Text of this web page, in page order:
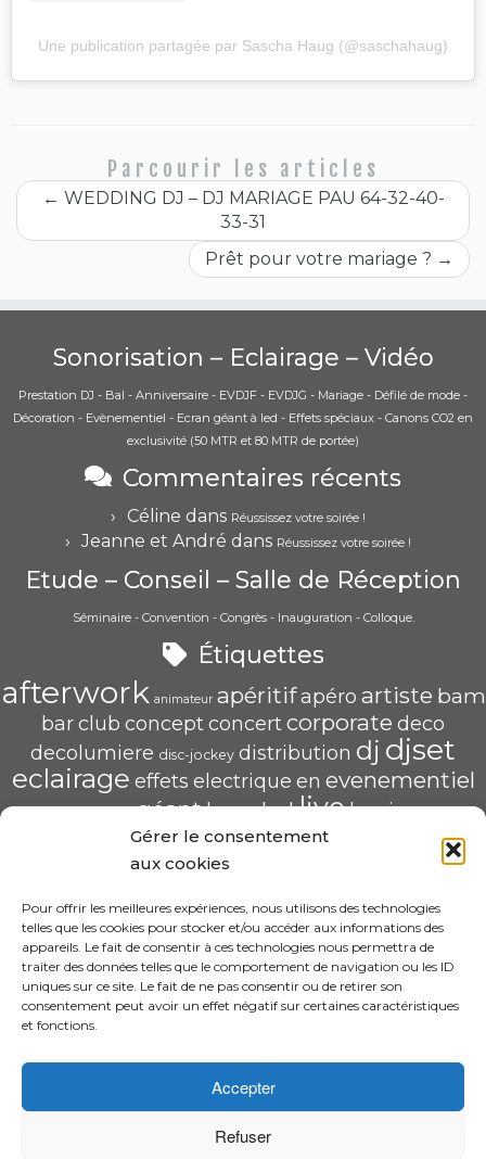
Gérer le consentement
aux cookies
Pour offrir les meilleures expériences, nous utilisons des technologies
telles que les cookies pour stocker et/ou accéder aux informations des
appareils. Le fait de consentir à ces technologies nous permettra de
traiter des données telles que le comportement de navigation ou les ID
uniques sur ce site. Le fait de ne pas consentir ou de retirer son
consentement peut avoir un effet négatif sur certaines caractéristiques
et fonctions.
Accepter
Refuser
Une publication partagée par Sascha Haug (@saschahaug)
Parcourir les articles
← WEDDING DJ – DJ MARIAGE PAU 64-32-40-
33-31
Prêt pour votre mariage ? →
Sonorisation – Eclairage – Vidéo
Prestation DJ - Bal - Anniversaire - EVDJF - EVDJG - Mariage - Défilé de mode -
Décoration - Evènementiel - Ecran géant à led - Effets spéciaux - Canons CO2 en
exclusivité (50 MTR et 80 MTR de portée)
Commentaires récents
Céline dans Réussissez votre soirée !
Jeanne et André dans Réussissez votre soirée !
Etude – Conseil – Salle de Réception
Séminaire - Convention - Congrès - Inauguration - Colloque.
Étiquettes
afterwork animateur apéritif apéro artiste bam
barclub conceptconcertcorporate deco
decolumiere disc-jockey distribution dj djset
eclairage effets electrique en evenementiel
groupegéanthaugledlivelumiere
mariagemise mix pau POP U L'AIR radio
saschahaugscenique soirée
sonorisation spécialiste structure video écran
HAUG Sascha Animation
11 Rue ADA BYRON 64000 PAU
06.31.30.63.58 – sascha.animation@gmail.com
© 2026 Design By Sascha HAUG Animation